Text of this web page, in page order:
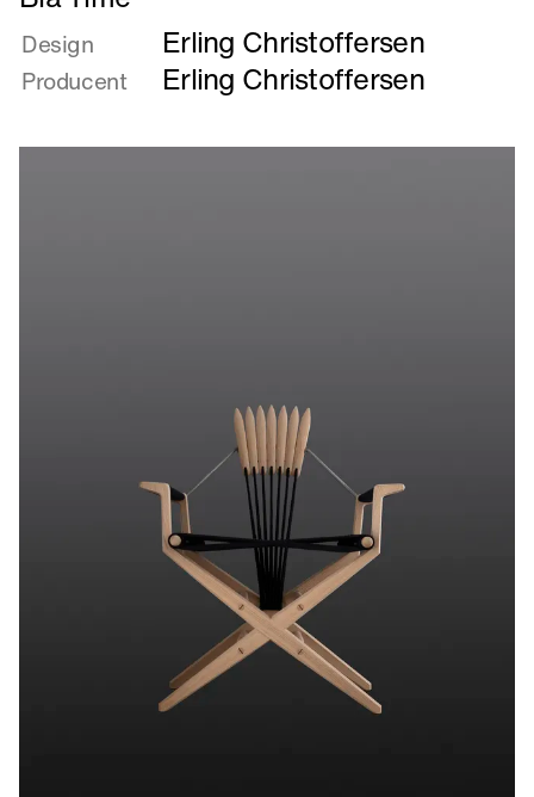
mere
om
Blå
Time
Design Erling Christoffersen
Producent Erling Christoffersen